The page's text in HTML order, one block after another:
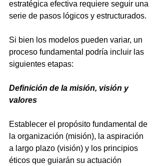
estratégica efectiva requiere seguir una
serie de pasos lógicos y estructurados.
Si bien los modelos pueden variar, un
proceso fundamental podría incluir las
siguientes etapas:
Definición de la misión, visión y
valores
Establecer el propósito fundamental de
la organización (misión), la aspiración
a largo plazo (visión) y los principios
éticos que guiarán su actuación